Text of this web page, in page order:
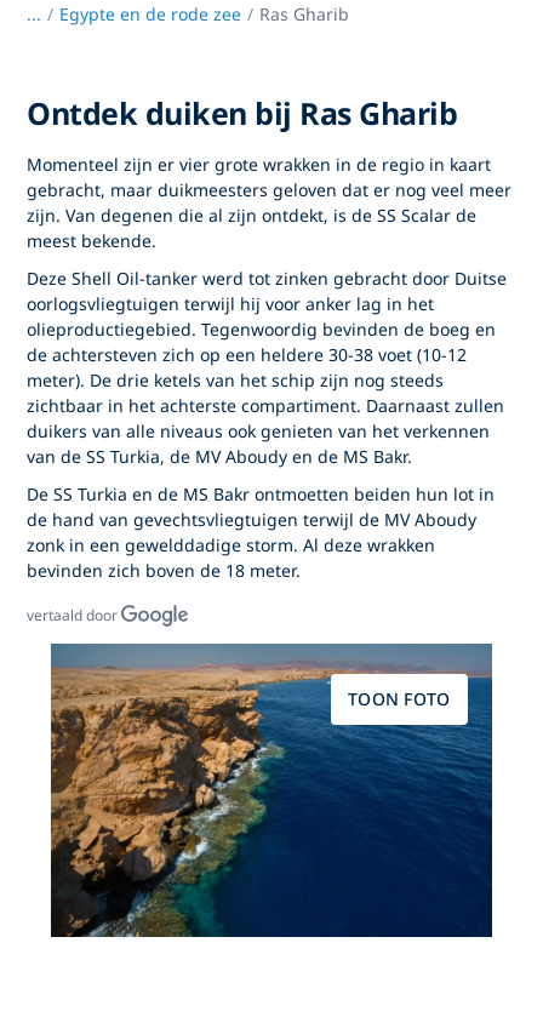
... / Egypte en de rode zee Ras Gharib
Ontdek duiken bij Ras Gharib
Momenteel zijn er vier grote wrakken in de regio in kaart
gebracht, maar duikmeesters geloven dat er nog veel meer
zijn. Van degenen die al zijn ontdekt, is de SS Scalar de
meest bekende.
Deze Shell Oil-tanker werd tot zinken gebracht door Duitse
oorlogsvliegtuigen terwijl hij voor anker lag in het
olieproductiegebied. Tegenwoordig bevinden de boeg en
de achtersteven zich op een heldere 30-38 voet (10-12
meter). De drie ketels van het schip zijn nog steeds
zichtbaar in het achterste compartiment. Daarnaast zullen
duikers van alle niveaus ook genieten van het verkennen
van de SS Turkia, de MV Aboudy en de MS Bakr.
De SS Turkia en de MS Bakr ontmoetten beiden hun lot in
de hand van gevechtsvliegtuigen terwijl de MV Aboudy
zonk in een gewelddadige storm. Al deze wrakken
bevinden zich boven de 18 meter.
vertaald door
TOON FOTO